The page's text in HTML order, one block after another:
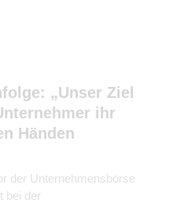
„Unser Ziel
ihr
Händen
der Unternehmensbörse
bei der